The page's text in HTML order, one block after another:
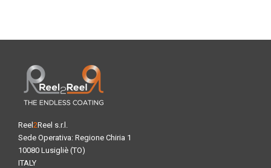
Reel 2Reel s.r.l.
Sede Operativa: Regione Chiria 1
10080 Lusigliè (TO)
ITALY